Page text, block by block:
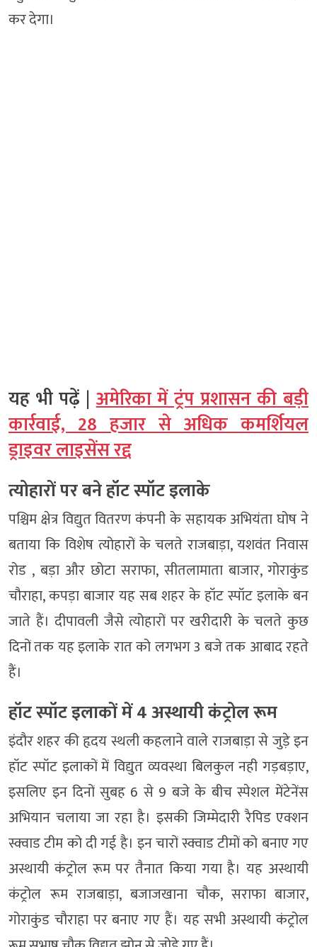
कर देगा।
यह भी पढ़ें |अमेरिका में ट्रंप प्रशासन की बड़ी
कार्रवाई, 28 हजार से अधिक कमर्शियल
ड्राइवर लाइसेंस रद्द
त्योहारों पर बने हॉट स्पॉट इलाके
पश्चिम क्षेत्र विद्युत वितरण कंपनी के सहायक अभियंता घोष ने
बताया कि विशेष त्योहारों के चलते राजबाड़ा, यशवंत निवास
रोड , बड़ा और छोटा सराफा, सीतलामाता बाजार, गोराकुंड
चौराहा, कपड़ा बाजार यह सब शहर के हॉट स्पॉट इलाके बन
जाते हैं। दीपावली जैसे त्योहारों पर खरीदारी के चलते कुछ
दिनों तक यह इलाके रात को लगभग 3 बजे तक आबाद रहते
हैं।
हॉट स्पॉट इलाकों में 4 अस्थायी कंट्रोल रूम
इंदौर शहर की हृदय स्थली कहलाने वाले राजबाड़ा से जुड़े इन
हॉट स्पॉट इलाकों में विद्युत व्यवस्था बिलकुल नही गड़बड़ाए,
इसलिए इन दिनों सुबह 6 से 9 बजे के बीच स्पेशल मेंटेनेंस
अभियान चलाया जा रहा है। इसकी जिम्मेदारी रैपिड एक्शन
स्क्वाड टीम को दी गई है। इन चारों स्क्वाड टीमों को बनाए गए
अस्थायी कंट्रोल रूम पर तैनात किया गया है। यह अस्थायी
कंट्रोल रूम राजबाड़ा, बजाजखाना चौक, सराफा बाजार,
गोराकुंड चौराहा पर बनाए गए हैं। यह सभी अस्थायी कंट्रोल